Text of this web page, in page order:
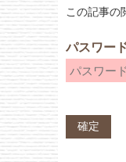
この記事の
パスワー